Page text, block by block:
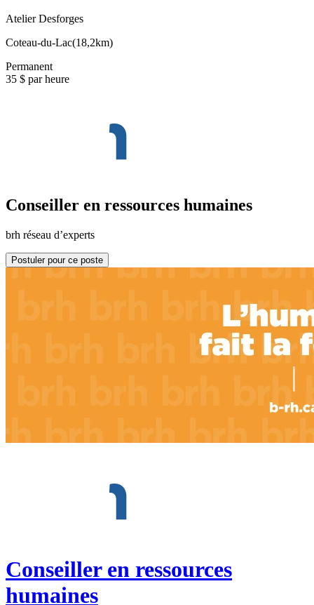
Atelier Desforges
Coteau-du-Lac(18,2km)
Permanent
35 $ par heure
Conseiller en ressources humaines
brh réseau d’experts
Postuler pour ce poste
Conseiller en ressources
humaines